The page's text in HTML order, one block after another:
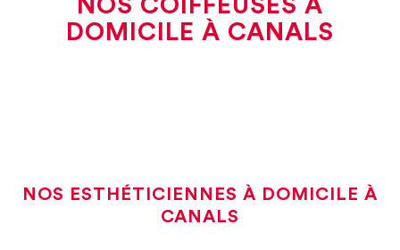
NOS COIFFEUSES À
DOMICILE À CANALS
NOS ESTHÉTICIENNES À DOMICILE À
CANALS